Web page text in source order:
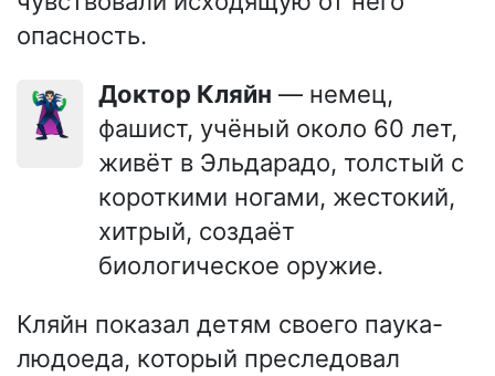
опасность.
🦹🏻‍♂️ Доктор Кляйн — немец,
фашист, учёный около 60 лет,
живёт в Эльдарадо, толстый с
короткими ногами, жестокий,
хитрый, создаёт
биологическое оружие.
Кляйн показал детям своего паука-
людоеда, который преследовал